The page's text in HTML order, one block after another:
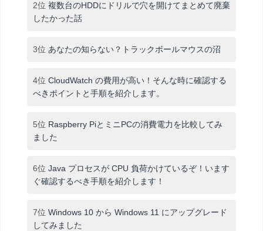
2位 複数台のHDDにドリルで穴を開けてまとめて廃棄
したかった話
3位 あなたの知らない？トラックボールマウスの沼
4位 CloudWatch の費用が高い！そんな時に確認する
べきポイントと手順を紹介します。
5位 Raspberry PiとミニPCの消費電力を比較してみ
ました
6位 Java プロセスが CPU 負荷かけているぞ！います
ぐ確認するべき手順を紹介します！
7位 Windows 10 から Windows 11 にアップグレード
してみました